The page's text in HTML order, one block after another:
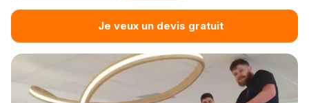
Je veux un devis gratuit